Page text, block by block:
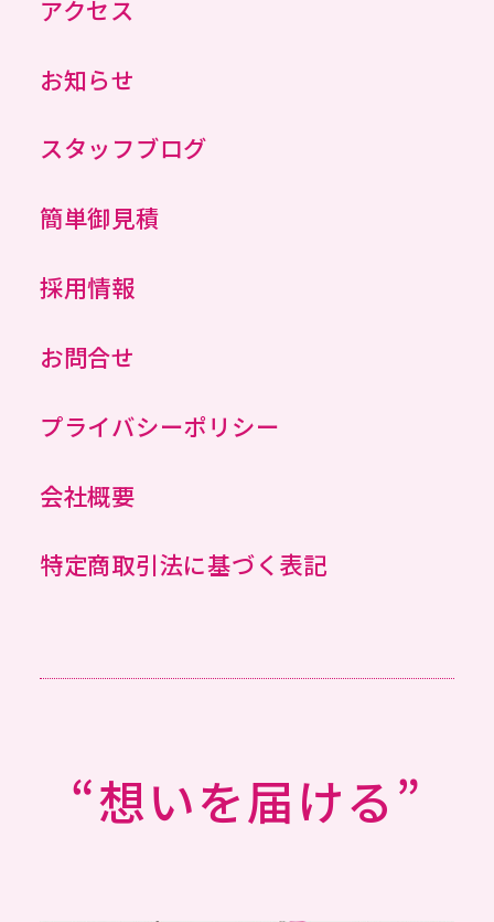
アクセス
お知らせ
スタッフブログ
簡単御見積
採用情報
お問合せ
プライバシーポリシー
会社概要
特定商取引法に基づく表記
“想いを届ける”